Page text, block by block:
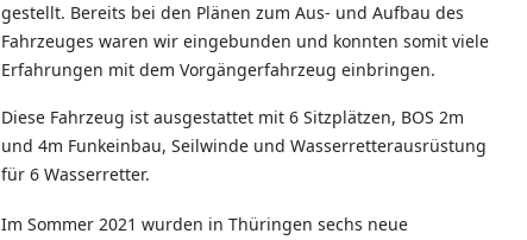
gestellt. Bereits bei den Plänen zum Aus- und Aufbau des
Fahrzeuges waren wir eingebunden und konnten somit viele
Erfahrungen mit dem Vorgängerfahrzeug einbringen.
Diese Fahrzeug ist ausgestattet mit 6 Sitzplätzen, BOS 2m
und 4m Funkeinbau, Seilwinde und Wasserretterausrüstung
für 6 Wasserretter.
Im Sommer 2021 wurden in Thüringen sechs neue